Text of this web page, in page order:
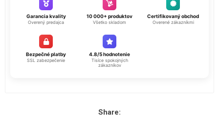
Garancia kvality
Overený predajca
10 000+ produktov
Všetko skladom
Certifikovaný obchod
Overené zákazníkmi
Bezpečné platby
SSL zabezpečenie
4.8/5 hodnotenie
Tisíce spokojných
zákazníkov
Share: